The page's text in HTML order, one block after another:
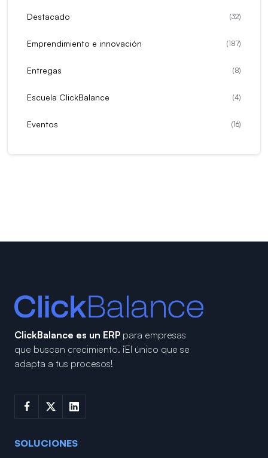
Destacado (32)
Emprendimiento e innovación (187)
Entregas (8)
Escuela ClickBalance (4)
Eventos (16)
ClickBalance es un ERP para empresas
que buscan crecimiento. ¡El único que se
adapta a tus procesos!
SOLUCIONES